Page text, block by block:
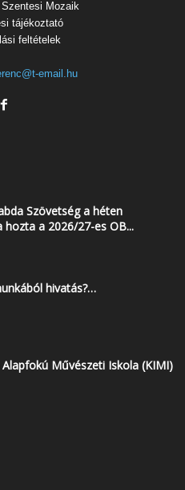
Mozaik
tájékoztató
feltételek
email.hu
Szövetség a héten
hozta a 2026/27-es OB...
hivatás?…
Művészeti Iskola (KIMI)